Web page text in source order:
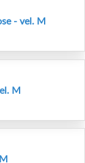
- vel. M
M